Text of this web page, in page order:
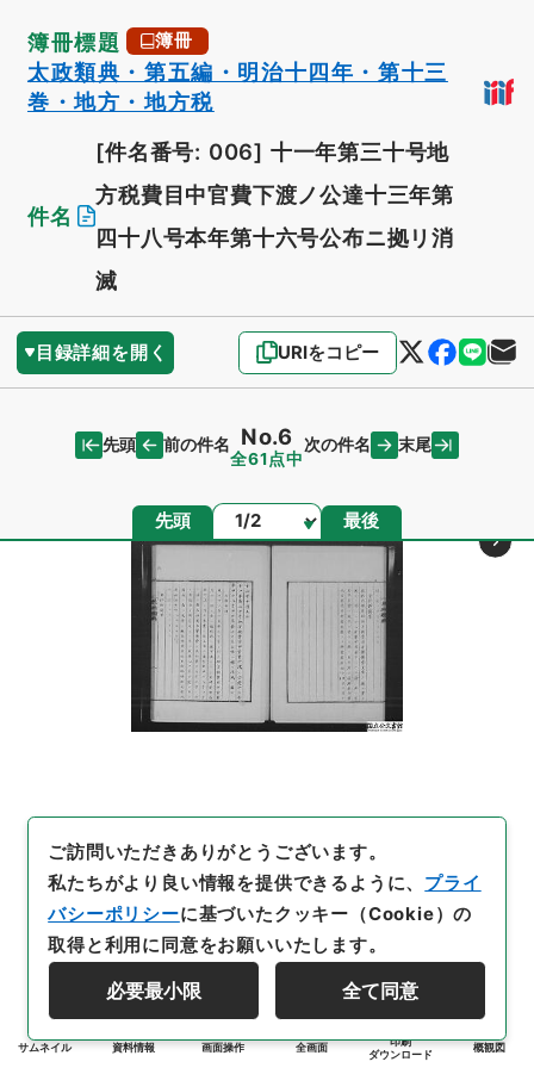
簿冊標題 簿冊
太政類典・第五編・明治十四年・第十三
巻・地方・地方税
件名
[件名番号: 006] 十一年第三十号地
方税費目中官費下渡ノ公達十三年第
四十八号本年第十六号公布ニ拠リ消
滅
目録詳細を開く URIをコピー
先頭 前の件名 No.6
全61点中
次の件名 末尾
先頭 ページ 最後
サムネイル 資料情報 画面操作 全画面
印刷
ダウンロード
概観図
ご訪問いただきありがとうございます。
私たちがより良い情報を提供できるように、 プライ
バシーポリシーに基づいたクッキー（Cookie）の
取得と利用に同意をお願いいたします。
必要最小限 全て同意